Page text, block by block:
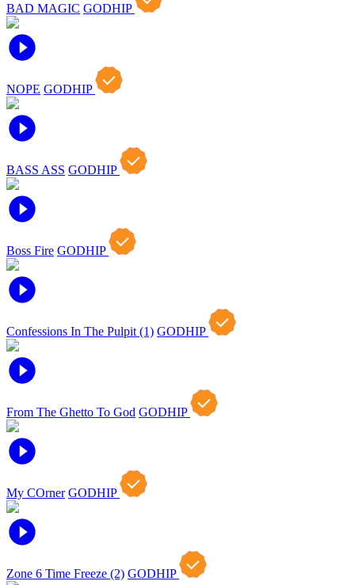
BAD MAGIC GODHIP
NOPE GODHIP
BASS ASS GODHIP
Boss Fire GODHIP
Confessions In The Pulpit (1) GODHIP
From The Ghetto To God GODHIP
My COrner GODHIP
Zone 6 Time Freeze (2) GODHIP